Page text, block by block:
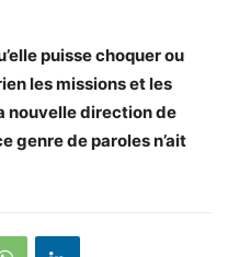
puisse choquer ou
les missions et les
nouvelle direction de
genre de paroles n’ait